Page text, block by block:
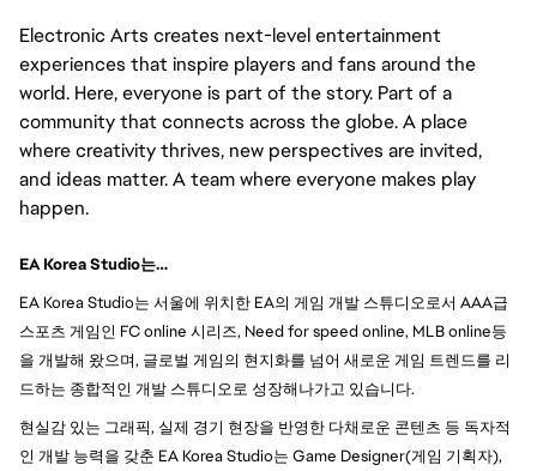
Electronic Arts creates next-level entertainment
experiences that inspire players and fans around the
world. Here, everyone is part of the story. Part of a
community that connects across the globe. A place
where creativity thrives, new perspectives are invited,
and ideas matter. A team where everyone makes play
happen.
EA Korea Studio는…
EA Korea Studio는 서울에 위치한 EA의 게임 개발 스튜디오로서 AAA급
스포츠 게임인 FC online 시리즈, Need for speed online, MLB online등
을 개발해 왔으며, 글로벌 게임의 현지화를 넘어 새로운 게임 트렌드를 리
드하는 종합적인 개발 스튜디오로 성장해나가고 있습니다.
현실감 있는 그래픽, 실제 경기 현장을 반영한 다채로운 콘텐츠 등 독자적
인 개발 능력을 갖춘 EA Korea Studio는 Game Designer(게임 기획자),